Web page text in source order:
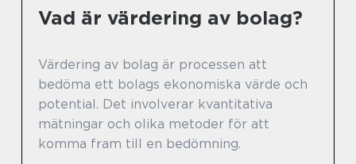
Vad är värdering av bolag?
Värdering av bolag är processen att
bedöma ett bolags ekonomiska värde och
potential. Det involverar kvantitativa
mätningar och olika metoder för att
komma fram till en bedömning.